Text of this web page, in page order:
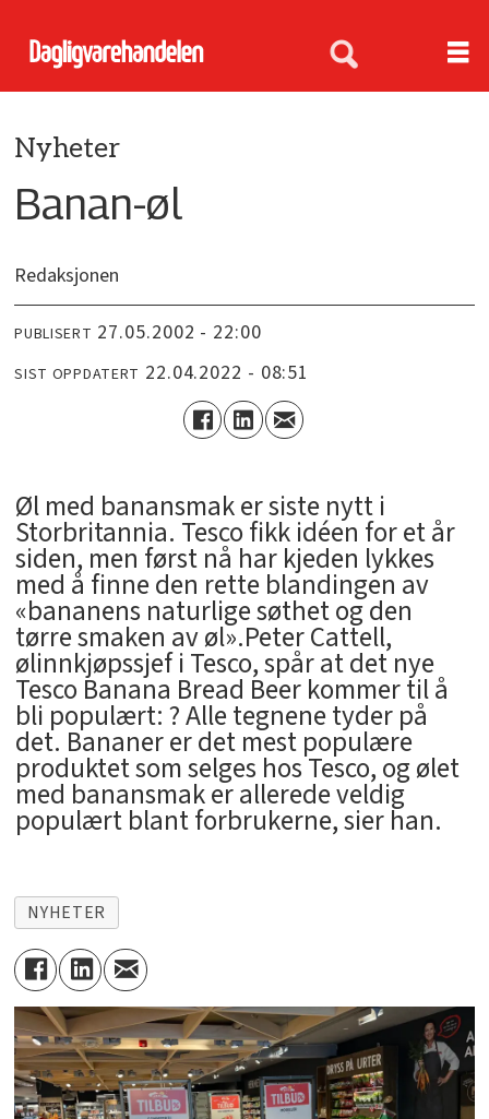
Nyheter
Banan-øl
Redaksjonen
PUBLISERT 27.05.2002 - 22:00
SIST OPPDATERT 22.04.2022 - 08:51
Øl med banansmak er siste nytt i
Storbritannia. Tesco fikk idéen for et år
siden, men først nå har kjeden lykkes
med å finne den rette blandingen av
«bananens naturlige søthet og den
tørre smaken av øl».Peter Cattell,
ølinnkjøpssjef i Tesco, spår at det nye
Tesco Banana Bread Beer kommer til å
bli populært: ? Alle tegnene tyder på
det. Bananer er det mest populære
produktet som selges hos Tesco, og ølet
med banansmak er allerede veldig
populært blant forbrukerne, sier han.
NYHETER